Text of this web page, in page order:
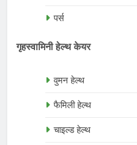
पर्स
गृहस्वामिनी हेल्थ केयर
वुमन हेल्थ
फैमिली हेल्थ
चाइल्ड हेल्थ